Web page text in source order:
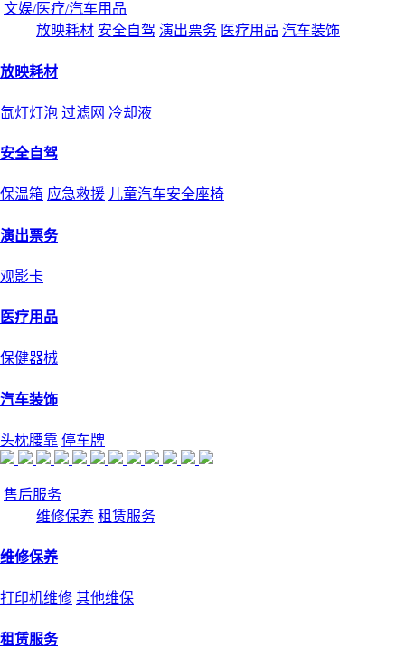
文娱/医疗/汽车用品
放映耗材 安全自驾 演出票务 医疗用品 汽车装饰
放映耗材
氙灯灯泡 过滤网 冷却液
安全自驾
保温箱 应急救援 儿童汽车安全座椅
演出票务
观影卡
医疗用品
保健器械
汽车装饰
头枕腰靠 停车牌
售后服务
维修保养 租赁服务
维修保养
打印机维修 其他维保
租赁服务